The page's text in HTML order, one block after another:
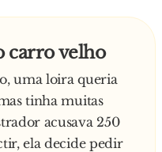
carro velho
uma loira queria
tinha muitas
acusava 250
ela decide pedir